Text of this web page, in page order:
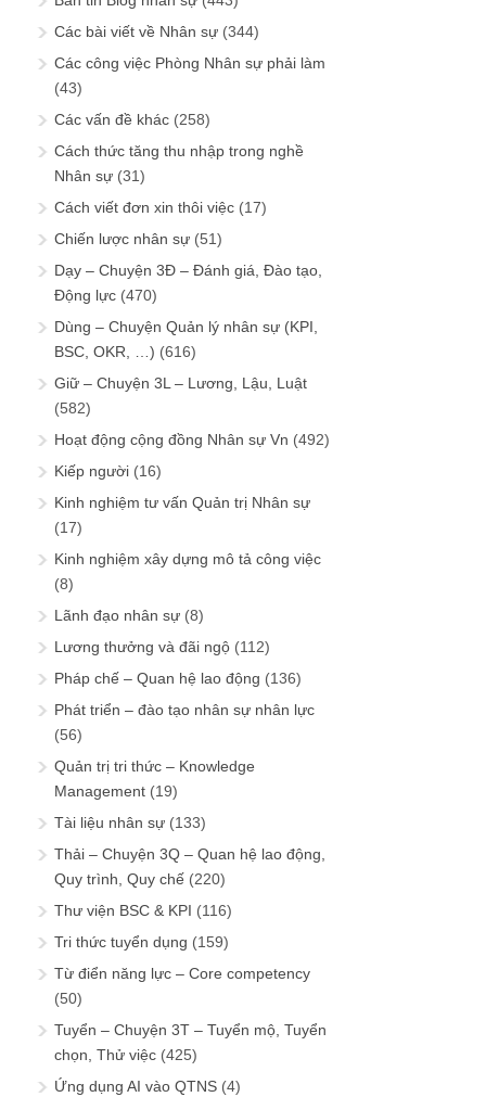
Các bài viết về Nhân sự (344)
Các công việc Phòng Nhân sự phải làm
(43)
Các vấn đề khác (258)
Cách thức tăng thu nhập trong nghề
Nhân sự (31)
Cách viết đơn xin thôi việc (17)
Chiến lược nhân sự (51)
Dạy – Chuyện 3Đ – Đánh giá, Đào tạo,
Động lực (470)
Dùng – Chuyện Quản lý nhân sự (KPI,
BSC, OKR, …) (616)
Giữ – Chuyện 3L – Lương, Lậu, Luật
(582)
Hoạt động cộng đồng Nhân sự Vn (492)
Kiếp người (16)
Kinh nghiệm tư vấn Quản trị Nhân sự
(17)
Kinh nghiệm xây dựng mô tả công việc
(8)
Lãnh đạo nhân sự (8)
Lương thưởng và đãi ngộ (112)
Pháp chế – Quan hệ lao động (136)
Phát triển – đào tạo nhân sự nhân lực
(56)
Quản trị tri thức – Knowledge
Management (19)
Tài liệu nhân sự (133)
Thải – Chuyện 3Q – Quan hệ lao động,
Quy trình, Quy chế (220)
Thư viện BSC & KPI (116)
Tri thức tuyển dụng (159)
Từ điển năng lực – Core competency
(50)
Tuyển – Chuyện 3T – Tuyển mộ, Tuyển
chọn, Thử việc (425)
Ứng dụng AI vào QTNS (4)